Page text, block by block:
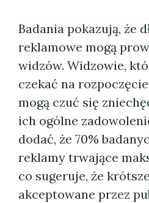
Badania pokazują, że
reklamowe mogą
widzów. Widzowie,
czekać na
mogą czuć się
ich ogólne
dodać, że 70%
reklamy trwające
co sugeruje, że
akceptowane przez